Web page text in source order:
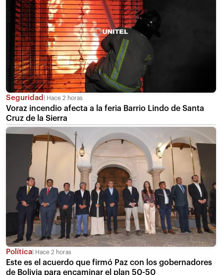
Seguridad Hace 2 horas
Voraz incendio afecta a la feria Barrio Lindo de Santa
Cruz de la Sierra
Política Hace 2 horas
Este es el acuerdo que firmó Paz con los gobernadores
de Bolivia para encaminar el plan 50-50